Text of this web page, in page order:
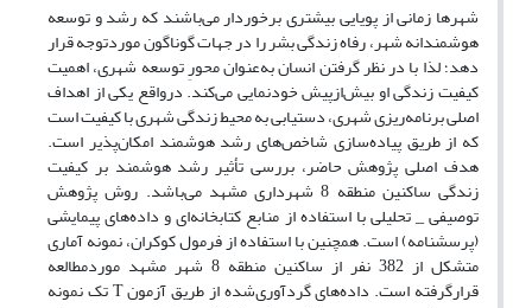
شهرها زمانی از پویایی بیشتری برخوردار می‌باشند که رشد و توسعه
هوشمندانه شهر، رفاه زندگی بشر را در جهات گوناگون موردتوجه قرار
دهد؛ لذا با در نظر گرفتن انسان به‌عنوان محورِ توسعه شهری، اهمیت
کیفیت زندگی او بیش‌ازپیش خودنمایی می‌کند. درواقع یکی از اهداف
اصلی برنامه‌ریزی شهری، دستیابی به محیط زندگی شهری با کیفیت است
که از طریق پیاده‌سازی شاخص‌های رشد هوشمند امکان‌پذیر است.
هدف اصلی پژوهش حاضر، بررسی تأثیر رشد هوشمند بر کیفیت
زندگی ساکنین منطقه 8 شهرداری مشهد می‌باشد. روش پژوهش
توصیفی _ تحلیلی با استفاده از منابع کتابخانه‌ای و داده‌های پیمایشی
(پرسشنامه) است. همچنین با استفاده از فرمول کوکران، نمونه آماری
متشکل از 382 نفر از ساکنین منطقه 8 شهر مشهد موردمطالعه
قرارگرفته است. داده‌های گردآوری‌شده از طریق آزمون T تک نمونه